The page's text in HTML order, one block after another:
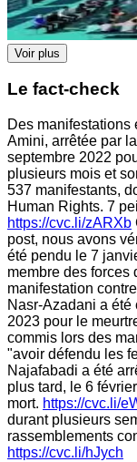
Voir plus
Le fact-check
Des manifestations
Amini, arrêtée par
septembre 2022
plusieurs mois et
537 manifestants,
Human Rights. 7
https://cvc.li/zARXb
post, nous avons
été pendu le 7
membre des forces
manifestation
Nasr-Azadani a
2023 pour le
commis lors des
"avoir défendu les
Najafabadi a été
plus tard, le 6
mort. https://cvc.li/
durant plusieurs
rassemblements
https://cvc.li/hJych